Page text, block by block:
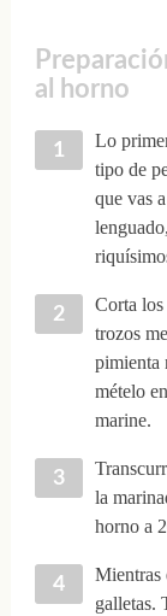
al horno
Lo
tipo de
que vas
Corta los
trozos
pimienta
mételo
marine.
la
horno a
Mientras
galletas.